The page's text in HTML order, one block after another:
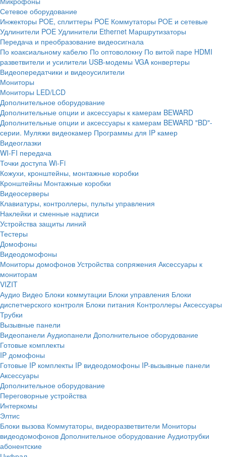
Сетевое оборудование
Инжекторы POE, сплиттеры POE Коммутаторы POE и сетевые
Удлинители POE Удлинители Ethernet Маршрутизаторы
Передача и преобразование видеосигнала
По коаксиальному кабелю По оптоволокну По витой паре HDMI
разветвители и усилители USB-модемы VGA конвертеры
Видеопередатчики и видеоусилители
Мониторы
Мониторы LED/LCD
Дополнительное оборудование
Дополнительные опции и аксессуары к камерам BEWARD
Дополнительные опции и аксессуары к камерам BEWARD "BD"-
серии. Муляжи видеокамер Программы для IP камер
Видеоглазки
WI-FI передача
Точки доступа Wi-Fi
Кожухи, кронштейны, монтажные коробки
Кронштейны Монтажные коробки
Видеосерверы
Клавиатуры, контроллеры, пульты управления
Наклейки и сменные надписи
Устройства защиты линий
Тестеры
Домофоны
Видеодомофоны
Мониторы домофонов Устройства сопряжения Аксессуары к
мониторам
VIZIT
Аудио Видео Блоки коммутации Блоки управления Блоки
диспетчерского контроля Блоки питания Контроллеры Аксессуары
Трубки
Вызывные панели
Видеопанели Аудиопанели Дополнительное оборудование
Готовые комплекты
IP домофоны
Готовые IP комплекты IP видеодомофоны IP-вызывные панели
Аксессуары
Дополнительное оборудование
Переговорные устройства
Интеркомы
Элтис
Блоки вызова Коммутаторы, видеоразветвители Мониторы
видеодомофонов Дополнительное оборудование Аудиотрубки
абонентские